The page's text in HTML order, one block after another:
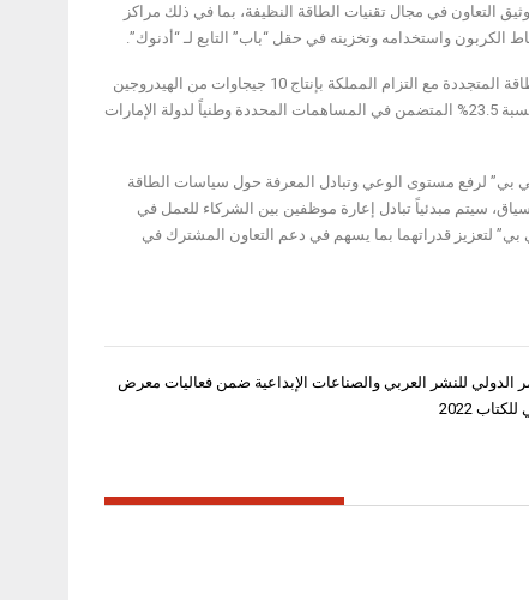
“أدنوك” و”مصدر” و”بي بي” بتوثيق التعاون في مجال تقنيات الطاقة النظيفة، بما في ذلك مراكز
الكربون واستخدامه وتخزينه في حقل “باب” التابع لـ “أدنوك”.
وتتماشى توسعة مجالات الشراكة الاستراتيجية بين دولة الإمارات والمملكة المتحدة في مجال الطاقة المتجددة مع التزام المملكة بإنتاج 10 جيجاوات من الهيدروجين
منخفض الكربون بحلول عام 2030 الذي تم الإعلان عنه مؤخراً وكذلك مع هدف خفض الانبعاثات بنسبة 23.5% المتضمن في المساهمات المحددة وطنياً لدولة الإمارات
بي” لرفع مستوى الوعي وتبادل المعرفة حول سياسات الطاقة
سيتم مبدئياً تبادل إعارة موظفين بين الشركاء للعمل في
بي” لتعزيز قدراتهما بما يسهم في دعم التعاون المشترك في
الدولي للنشر العربي والصناعات الإبداعية ضمن فعاليات معرض
2022